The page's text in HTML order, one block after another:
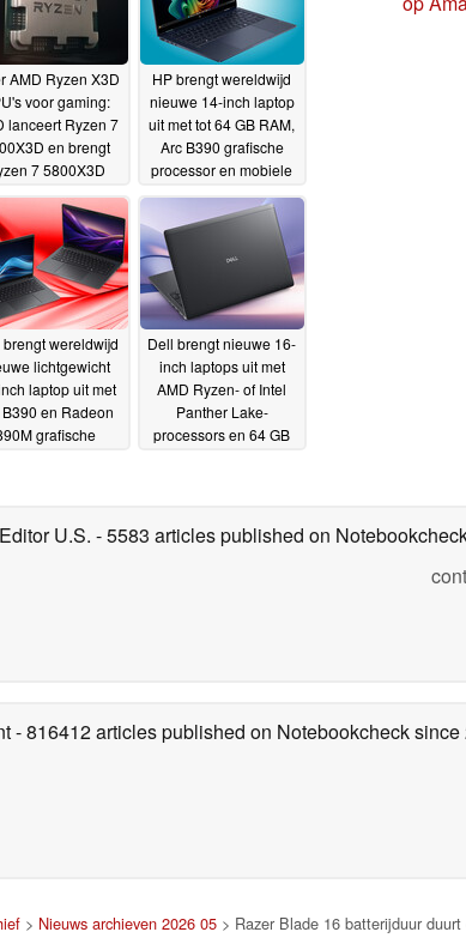
AMD Ryzen X3D
voor gaming:
lanceert Ryzen 7
en brengt
7 5800X3D
01-06-2026
HP brengt wereldwijd
nieuwe 14-inch laptop
uit met tot 64 GB RAM,
Arc B390 grafische
processor en mobiele
01-06-2026
brengt wereldwijd
lichtgewicht
laptop uit met
en Radeon
grafische
Dell brengt nieuwe 16-
inch laptops uit met
AMD Ryzen- of Intel
Panther Lake-
processors en 64 GB
U.S. - 5583 articles published on
- 816412 articles published on Notebookchecksince
> Nieuws archieven 2026 05 > Razer Blade 16 batterijduur